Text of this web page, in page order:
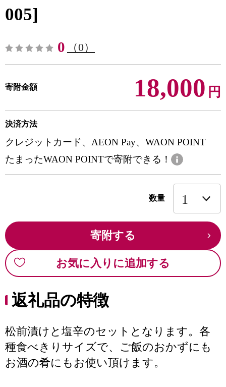
005]
0 （0）
寄附金額 18,000 円
決済方法
クレジットカード、AEON Pay、WAON POINT
たまったWAON POINTで寄附できる！
数量
寄附する
お気に入りに追加する
返礼品の特徴
松前漬けと塩辛のセットとなります。各
種食べきりサイズで、ご飯のおかずにも
お酒の肴にもお使い頂けます。